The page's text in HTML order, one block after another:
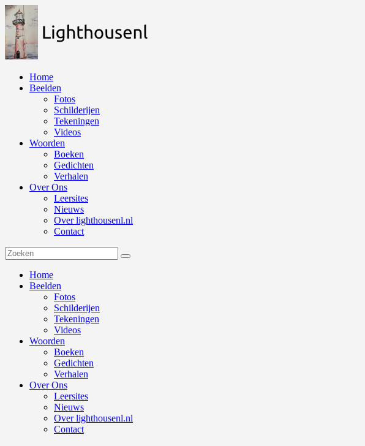
Naar
de
inhoud
springen
Home
Beelden
Fotos
Schilderijen
Tekeningen
Videos
Woorden
Boeken
Gedichten
Verhalen
Over Ons
Leersites
Nieuws
Over lighthousenl.nl
Contact
Home
Beelden
Fotos
Schilderijen
Tekeningen
Videos
Woorden
Boeken
Gedichten
Verhalen
Over Ons
Leersites
Nieuws
Over lighthousenl.nl
Contact